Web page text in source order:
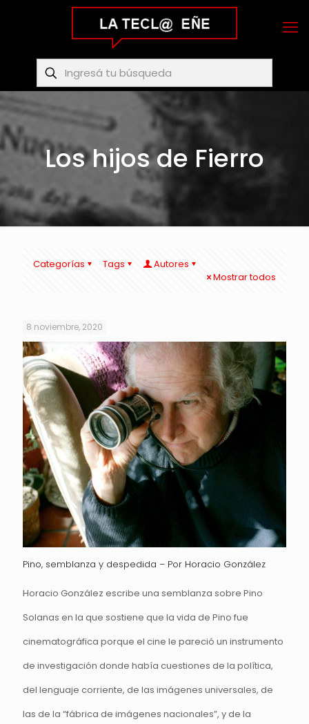
Los hijos de Fierro
Categorías Tags
Autores
Mostrar todos
8 noviembre, 2020
Pino, semblanza y despedida – Por Horacio González
Horacio González escribe una semblanza sobre Pino
Solanas en la que sostiene que la vida de Pino fue
cinematográfica porque el cine le pareció un instrumento
de investigación donde había cuestiones de la política,
del lenguaje corriente, de las imágenes universales, de
las de la “fábrica de imágenes nacionales”, y de la